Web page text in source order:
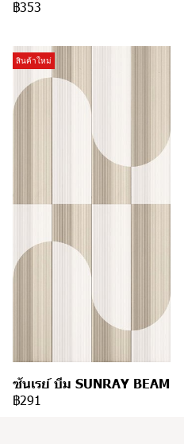
฿353
สินค้าใหม่
ซันเรย์ บีม SUNRAY BEAM
฿291